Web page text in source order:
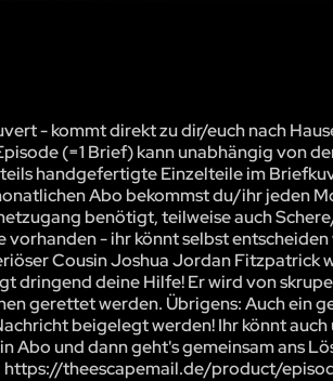
- kommt direkt zu dir/euch nach
(=1 Brief) kann unabhängig von
handgefertigte Einzelteile im
Abo bekommst du/ihr jeden
benötigt, teilweise auch
- ihr könnt selbst entscheiden
Cousin Joshua Jordan Fitzpatrick
dringend deine Hilfe! Er wird von
gerettet werden. Übrigens: Auch ein
beigelegt werden! Ihr könnt
und dann geht's gemeinsam ans
https://theescapemail.de/product/